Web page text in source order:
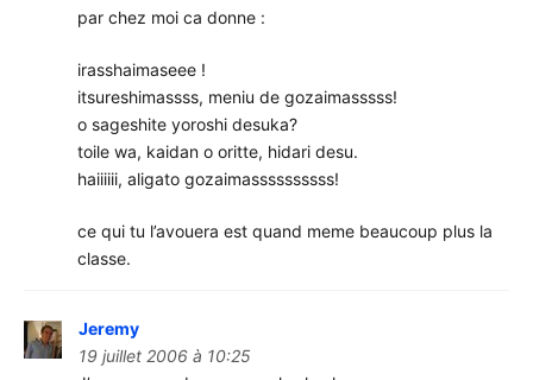
par chez moi ca donne :
irasshaimaseee !
itsureshimassss, meniu de gozaimasssss!
o sageshite yoroshi desuka?
toile wa, kaidan o oritte, hidari desu.
haiiiiii, aligato gozaimassssssssss!
ce qui tu l’avouera est quand meme beaucoup plus la
classe.
Jeremy
19 juillet 2006 à 10:25